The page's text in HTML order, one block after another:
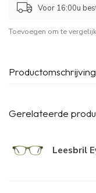
Voor 16:00u
Toevoegen om te
Productomschrijving
Gerelateerde
Leesbril